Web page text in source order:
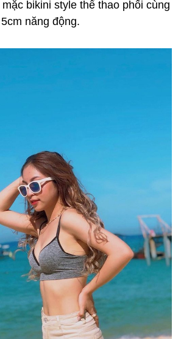
bikini style thể thao phối cùng
năng động.